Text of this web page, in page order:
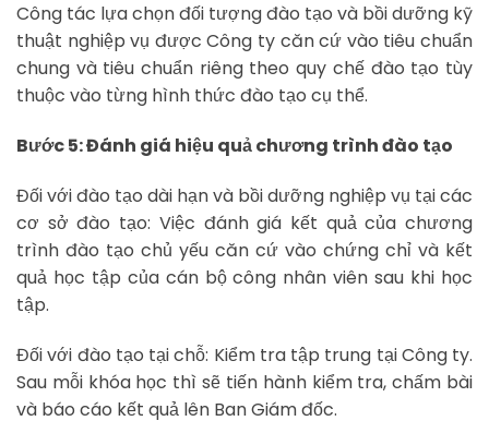
Công tác lựa chọn đối tượng đào tạo và bồi dưỡng kỹ
thuật nghiệp vụ được Công ty căn cứ vào tiêu chuẩn
chung và tiêu chuẩn riêng theo quy chế đào tạo tùy
thuộc vào từng hình thức đào tạo cụ thể.
Bước 5: Đánh giá hiệu quả chương trình đào tạo
Đối với đào tạo dài hạn và bồi dưỡng nghiệp vụ tại các
cơ sở đào tạo: Việc đánh giá kết quả của chương
trình đào tạo chủ yếu căn cứ vào chứng chỉ và kết
quả học tập của cán bộ công nhân viên sau khi học
tập.
Đối với đào tạo tại chỗ: Kiểm tra tập trung tại Công ty.
Sau mỗi khóa học thì sẽ tiến hành kiểm tra, chấm bài
và báo cáo kết quả lên Ban Giám đốc.